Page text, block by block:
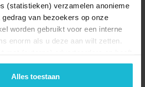
(statistieken) verzamelen anonieme
van bezoekers op onze
worden gebruikt voor een interne
enorm als u deze aan wilt zetten.
doelstelling. U kunt deze cookies via
beheren of weigeren.
Alles toestaan